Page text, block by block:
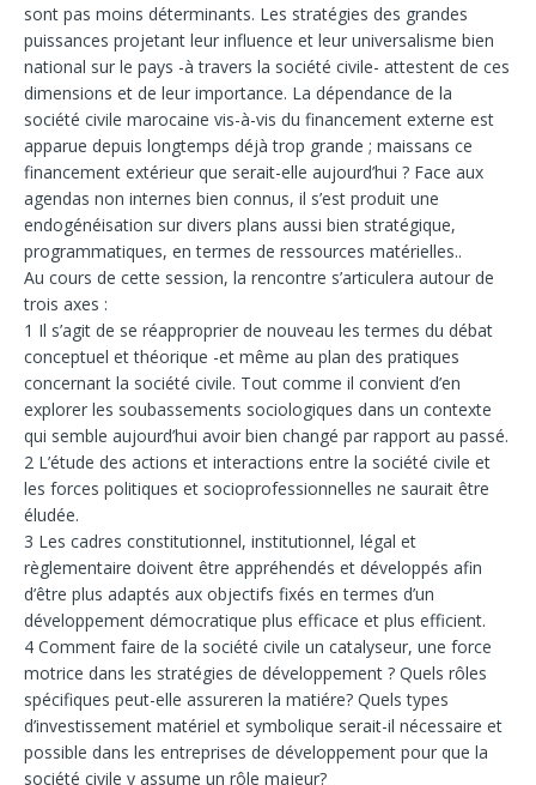
sont pas moins déterminants. Les stratégies des grandes
puissances projetant leur influence et leur universalisme bien
national sur le pays -à travers la société civile- attestent de ces
dimensions et de leur importance. La dépendance de la
société civile marocaine vis-à-vis du financement externe est
apparue depuis longtemps déjà trop grande ; maissans ce
financement extérieur que serait-elle aujourd’hui ? Face aux
agendas non internes bien connus, il s’est produit une
endogénéisation sur divers plans aussi bien stratégique,
programmatiques, en termes de ressources matérielles..
Au cours de cette session, la rencontre s’articulera autour de
trois axes :
1 Il s’agit de se réapproprier de nouveau les termes du débat
conceptuel et théorique -et même au plan des pratiques
concernant la société civile. Tout comme il convient d’en
explorer les soubassements sociologiques dans un contexte
qui semble aujourd’hui avoir bien changé par rapport au passé.
2 L’étude des actions et interactions entre la société civile et
les forces politiques et socioprofessionnelles ne saurait être
éludée.
3 Les cadres constitutionnel, institutionnel, légal et
règlementaire doivent être appréhendés et développés afin
d’être plus adaptés aux objectifs fixés en termes d’un
développement démocratique plus efficace et plus efficient.
4 Comment faire de la société civile un catalyseur, une force
motrice dans les stratégies de développement ? Quels rôles
spécifiques peut-elle assureren la matiére? Quels types
d’investissement matériel et symbolique serait-il nécessaire et
possible dans les entreprises de développement pour que la
société civile y assume un rôle majeur?